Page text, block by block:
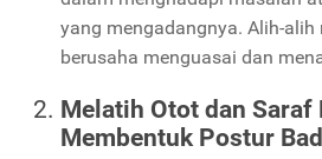
yang mengadangnya. Alih-alih
berusaha menguasai dan
Melatih Otot dan
Membentuk Postur